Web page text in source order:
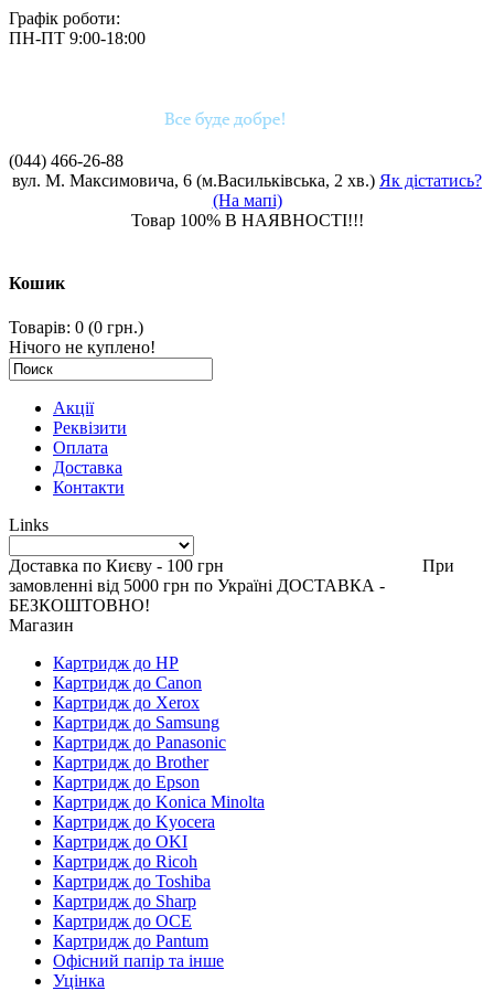
Графік роботи:
ПН-ПТ 9:00-18:00
(044) 466-26-88
вул. М. Максимовича, 6 (м.Васильківська, 2 хв.) Як дістатись?
(На мапі)
Товар 100% В НАЯВНОСТІ!!!
Кошик
Товарів: 0 (0 грн.)
Нічого не куплено!
Акції
Реквізити
Оплата
Доставка
Контакти
Links
Доставка по Києву - 100 грн При
замовленні від 5000 грн по Україні ДОСТАВКА -
БЕЗКОШТОВНО!
Магазин
Картридж до HP
Картридж до Canon
Картридж до Xerox
Картридж до Samsung
Картридж до Panasonic
Картридж до Brother
Картридж до Epson
Картридж до Konica Minolta
Картридж до Kyocera
Картридж до OKI
Картридж до Ricoh
Картридж до Toshiba
Картридж до Sharp
Картридж до OCE
Картридж до Pantum
Офісний папір та інше
Уцінка